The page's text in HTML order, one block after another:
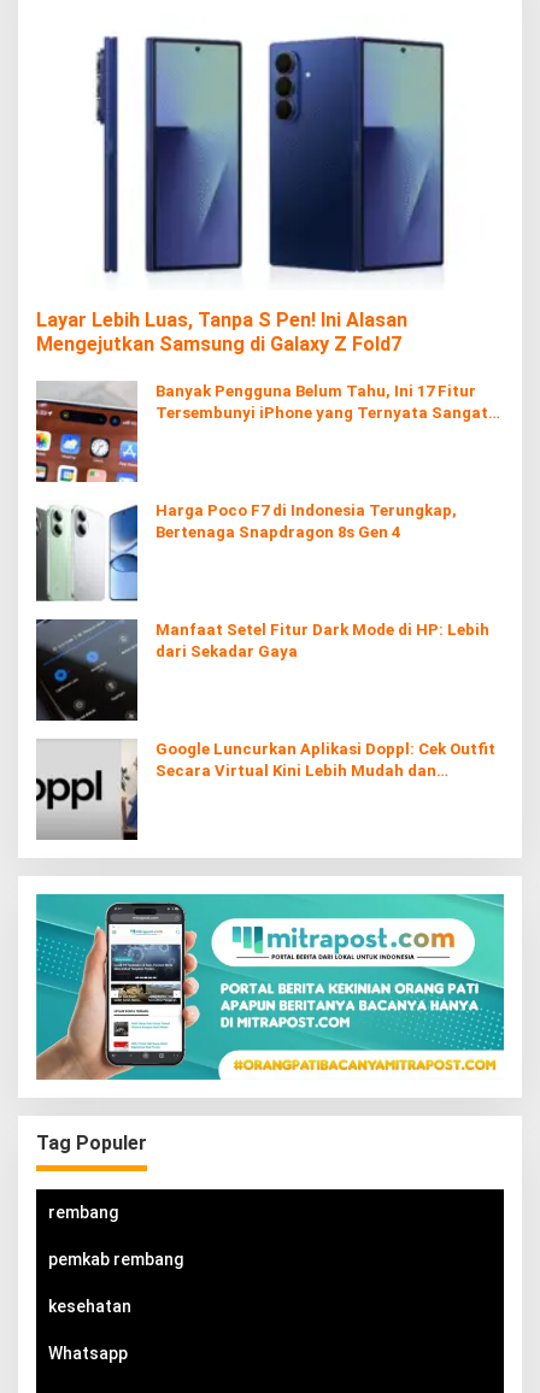
Layar Lebih Luas, Tanpa S Pen! Ini Alasan
Mengejutkan Samsung di Galaxy Z Fold7
Banyak Pengguna Belum Tahu, Ini 17 Fitur
Tersembunyi iPhone yang Ternyata Sangat
Harga Poco F7 di Indonesia Terungkap,
Bertenaga Snapdragon 8s Gen 4
Manfaat Setel Fitur Dark Mode di HP: Lebih
dari Sekadar Gaya
Google Luncurkan Aplikasi Doppl: Cek Outfit
Secara Virtual Kini Lebih Mudah dan
Tag Populer
rembang
pemkab rembang
kesehatan
Whatsapp